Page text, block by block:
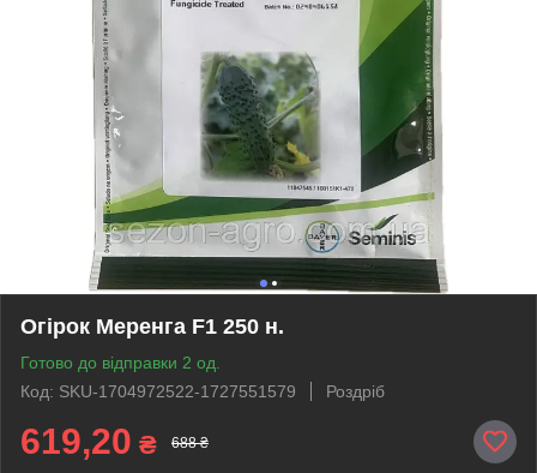
Огірок Меренга F1 250 н.
Готово до відправки 2 од.
Код: SKU-1704972522-1727551579
Роздріб
619,20 ₴ 688 ₴